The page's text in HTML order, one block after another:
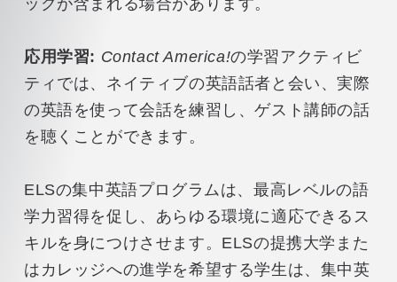
応用学習: Contact America!の学習アクティビ
ティでは、ネイティブの英語話者と会い、実際
の英語を使って会話を練習し、ゲスト講師の話
を聴くことができます。
ELSの集中英語プログラムは、最高レベルの語
学力習得を促し、あらゆる環境に適応できるス
キルを身につけさせます。ELSの提携大学また
はカレッジへの進学を希望する学生は、集中英